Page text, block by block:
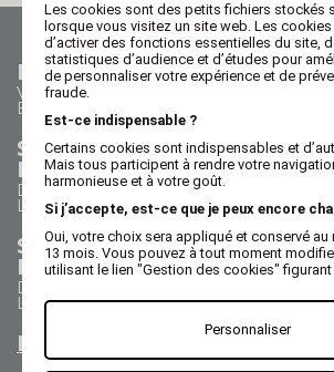
Nous contacter
Vos questions - nos réponses
Besoin d'aide ?
Service Commercial
Nous appeler au 02 47 73 38
Du lundi au jeudi de 8h30 à 17h30
Le vendredi de 8h30 à 17h
Service Après Vente
Nous appeler au 02 47 73
Du lundi au jeudi de 8h30 à 12h30 &
Le vendredi de 8h30 à 12h30 & 13h15 à
Nous envoyer un email
Les cookies sont des petits fichiers stockés
lorsque vous visitez un site web. Les
d’activer des fonctions essentielles du site,
statistiques d’audience et d’études pour
de personnaliser votre expérience et de
fraude.
Est-ce indispensable ?
Certains cookies sont indispensables et
Mais tous participent à rendre votre
harmonieuse et à votre goût.
Si j’accepte, est-ce que je peux encore
Oui, votre choix sera appliqué et conservé
13 mois. Vous pouvez à tout moment
utilisant le lien "Gestion des cookies"
Personnaliser